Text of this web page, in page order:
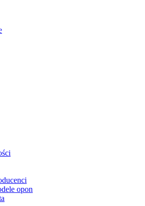
opon